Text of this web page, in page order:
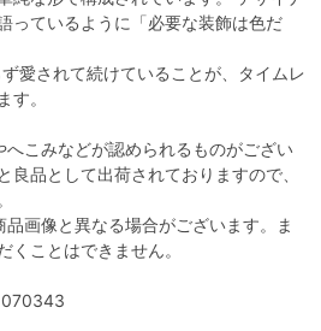
っているように「必要な装飾は色だ
愛されて続けていることが、タイムレ
す。
こみなどが認められるものがござい
良品として出荷されておりますので、
画像と異なる場合がございます。ま
くことはできません。